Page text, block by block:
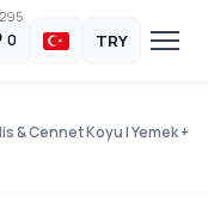
0 TRY
& Cennet Koyu | Yemek +